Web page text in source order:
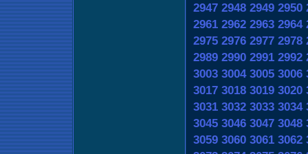
2947 2948 2949 2950
2961 2962 2963 2964
2975 2976 2977 2978
2989 2990 2991 2992
3003 3004 3005 3006
3017 3018 3019 3020
3031 3032 3033 3034
3045 3046 3047 3048
3059 3060 3061 3062